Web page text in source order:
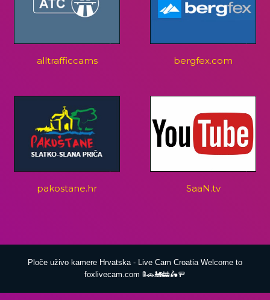
alltrafficcams bergfex.com
pakostane.hr SaaN.tv
Ploče uživo kamere Hrvatska - Live Cam Croatia Welcome to
foxlivecam.com 🚦🚗🚂🚋🛵🚥